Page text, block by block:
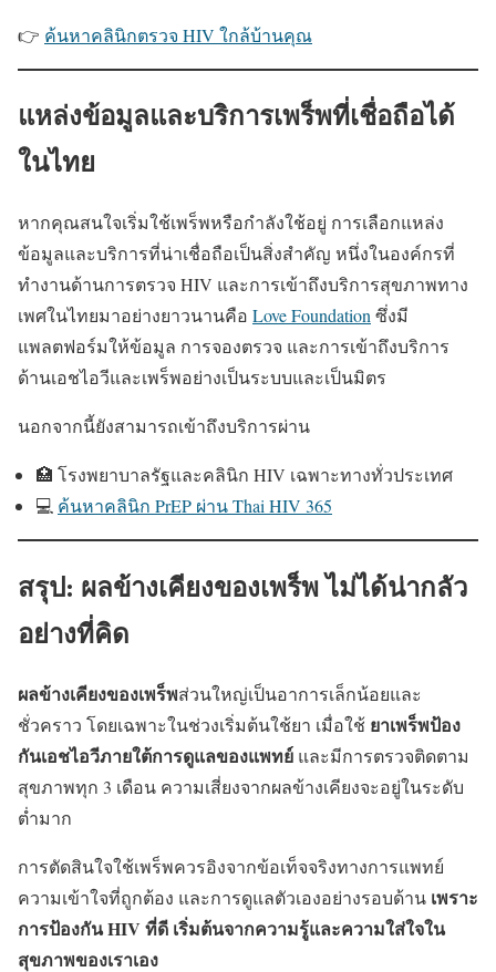
👉 ค้นหาคลินิกตรวจ HIV ใกล้บ้านคุณ
แหล่งข้อมูลและบริการเพร็พที่เชื่อถือได้
ในไทย
หากคุณสนใจเริ่มใช้เพร็พหรือกำลังใช้อยู่ การเลือกแหล่ง
ข้อมูลและบริการที่น่าเชื่อถือเป็นสิ่งสำคัญ หนึ่งในองค์กรที่
ทำงานด้านการตรวจ HIV และการเข้าถึงบริการสุขภาพทาง
เพศในไทยมาอย่างยาวนานคือ Love Foundationซึ่งมี
แพลตฟอร์มให้ข้อมูล การจองตรวจ และการเข้าถึงบริการ
ด้านเอชไอวีและเพร็พอย่างเป็นระบบและเป็นมิตร
นอกจากนี้ยังสามารถเข้าถึงบริการผ่าน
🏥 โรงพยาบาลรัฐและคลินิก HIV เฉพาะทางทั่วประเทศ
💻 ค้นหาคลินิก PrEP ผ่าน Thai HIV 365
สรุป: ผลข้างเคียงของเพร็พ ไม่ได้น่ากลัว
อย่างที่คิด
ผลข้างเคียงของเพร็พส่วนใหญ่เป็นอาการเล็กน้อยและ
ชั่วคราว โดยเฉพาะในช่วงเริ่มต้นใช้ยา เมื่อใช้ ยาเพร็พป้อง
กันเอชไอวีภายใต้การดูแลของแพทย์ และมีการตรวจติดตาม
สุขภาพทุก 3 เดือน ความเสี่ยงจากผลข้างเคียงจะอยู่ในระดับ
ต่ำมาก
การตัดสินใจใช้เพร็พควรอิงจากข้อเท็จจริงทางการแพทย์
ความเข้าใจที่ถูกต้อง และการดูแลตัวเองอย่างรอบด้าน เพราะ
การป้องกัน HIV ที่ดี เริ่มต้นจากความรู้และความใส่ใจใน
สุขภาพของเราเอง